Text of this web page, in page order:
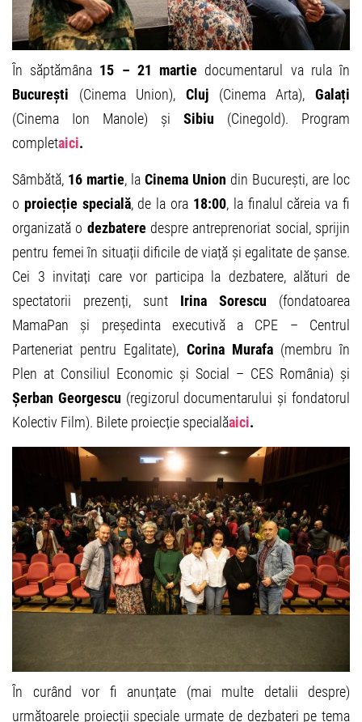
În săptămâna 15 – 21 martie documentarul va rula în
București (Cinema Union),Cluj (Cinema Arta),Galați
(Cinema Ion Manole) și Sibiu (Cinegold). Program
completaici.
Sâmbătă, 16 martie, la Cinema Union din București, are loc
o proiecție specială, de la ora 18:00, la finalul căreia va fi
organizată o dezbatere despre antreprenoriat social, sprijin
pentru femei în situații dificile de viață și egalitate de șanse.
Cei 3 invitați care vor participa la dezbatere, alături de
spectatorii prezenți, sunt Irina Sorescu (fondatoarea
MamaPan și președinta executivă a CPE – Centrul
Parteneriat pentru Egalitate), Corina Murafa(membru în
Plen at Consiliul Economic și Social – CES România) și
Șerban Georgescu (regizorul documentarului și fondatorul
Kolectiv Film). Bilete proiecție specialăaici.
În curând vor fi anunțate (mai multe detalii despre)
următoarele proiecții speciale urmate de dezbateri pe tema